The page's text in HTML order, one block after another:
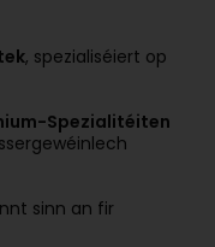
, spezialiséiert op
Spezialitéiten
sinn an fir